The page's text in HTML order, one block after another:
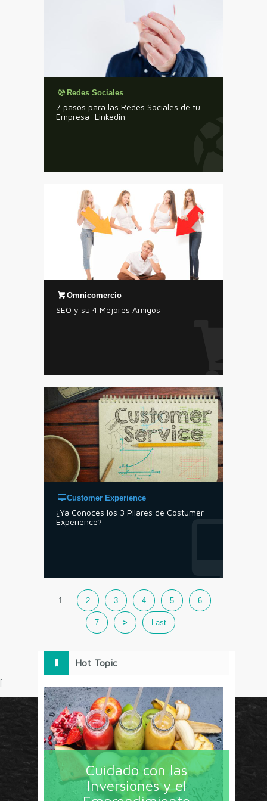
Redes Sociales
7 pasos para las Redes Sociales de tu
Empresa: Linkedin
Omnicomercio
SEO y su 4 Mejores Amigos
Customer Experience
¿Ya Conoces los 3 Pilares de Costumer
Experience?
1 2 3 4 5 6
7 > Last
Hot Topic
Cuidado con las
Inversiones y el
[
Circulo Marketing concentra lo último en estrategias,
herramientas y tendencias con un enfoque en México
y América Latina. La revista contiene lo imprescindible
en tecnología, nuevas herramientas, liderazgo, redes
sociales y nuevas ideas en marketing. Los contenidos